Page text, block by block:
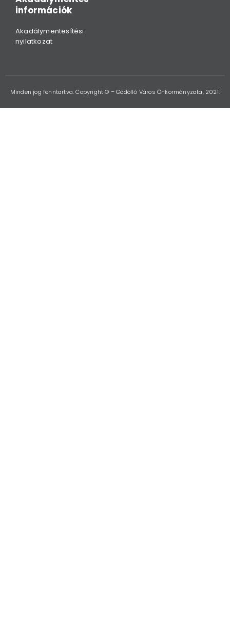
információk
Akadálymentesítési
nyilatkozat
Minden jog fenntartva. Copyright © – Gödöllő Város Önkormányzata, 2021.